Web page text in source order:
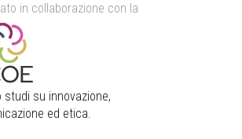
in collaborazione con la
studi su innovazione,
ed etica.